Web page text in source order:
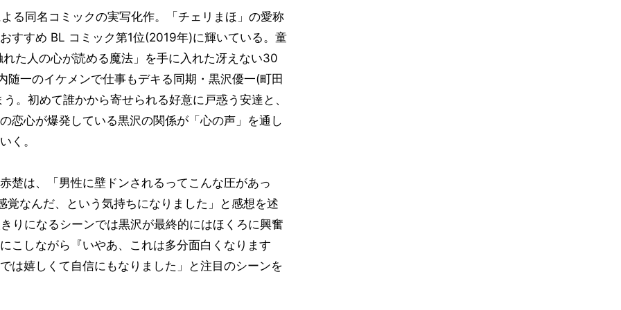
る同名コミックの実写化作。「チェリまほ」の愛称
すすめ BL コミック第1位(2019年)に輝いている。童
た人の心が読める魔法」を手に入れた冴えない30
一のイケメンで仕事もデキる同期・黒沢優一(町田
。初めて誰かから寄せられる好意に戸惑う安達と、
恋心が爆発している黒沢の関係が「心の声」を通し
く。
楚は、「男性に壁ドンされるってこんな圧があっ
なんだ、という気持ちになりました」と感想を述
りになるシーンでは黒沢が最終的にはほくろに興奮
こしながら『いやあ、これは多分面白くなります
は嬉しくて自信にもなりました」と注目のシーンを